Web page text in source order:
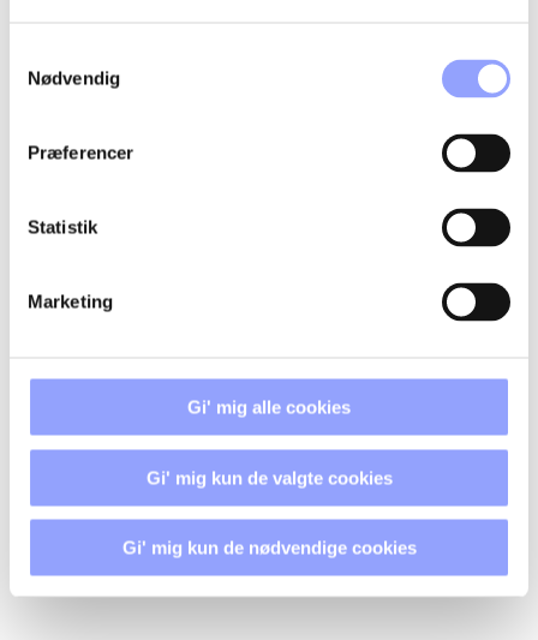
Nødvendig
Præferencer
Statistik
Marketing
Gi' mig alle cookies
Gi' mig kun de valgte cookies
Gi' mig kun de nødvendige cookies
FORDELAGTIGE DELTAGERVILKÅR
BETALINGSBETINGELSER OG
AFBUDSREGLER
OVERNATNING